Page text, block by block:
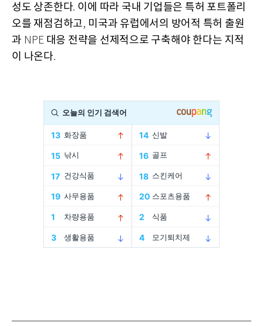
성도 상존한다. 이에 따라 국내 기업들은 특허 포트폴리
오를 재점검하고, 미국과 유럽에서의 방어적 특허 출원
과 NPE 대응 전략을 선제적으로 구축해야 한다는 지적
이 나온다.